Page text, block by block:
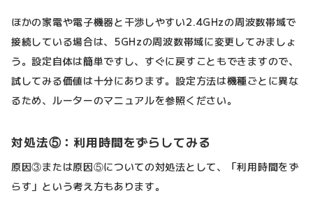
ほかの家電や電子機器と干渉しやすい2.4GHzの周波数帯域で
接続している場合は、5GHzの周波数帯域に変更してみましょ
う。設定自体は簡単ですし、すぐに戻すこともできますので、
試してみる価値は十分にあります。設定方法は機種ごとに異な
るため、ルーターのマニュアルを参照ください。
対処法⑤：利用時間をずらしてみる
原因③または原因⑤についての対処法として、「利用時間をず
らす」という考え方もあります。